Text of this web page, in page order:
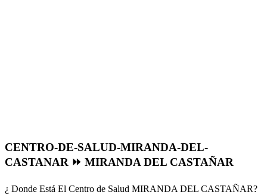
CENTRO-DE-SALUD-MIRANDA-DEL-
CASTANAR ⏩ MIRANDA DEL CASTAÑAR
¿ Donde Está El Centro de Salud MIRANDA DEL CASTAÑAR?